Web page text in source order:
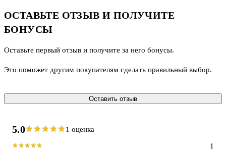
ОСТАВЬТЕ ОТЗЫВ И ПОЛУЧИТЕ
БОНУСЫ
Оставьте первый отзыв и получите за него бонусы.
Это поможет другим покупателям сделать правильный выбор.
Оставить отзыв
5.0 1 оценка
1